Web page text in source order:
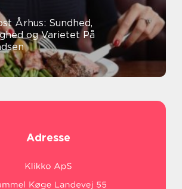
Århus: Sundhed,
og Varietet På
Adresse